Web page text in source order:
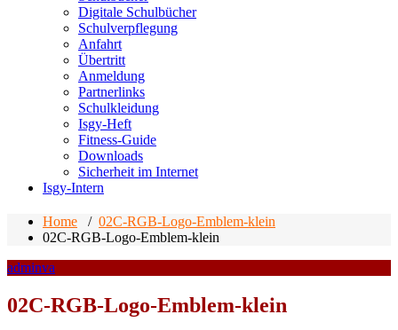
Digitale Schulbücher
Schulverpflegung
Anfahrt
Übertritt
Anmeldung
Partnerlinks
Schulkleidung
Isgy-Heft
Fitness-Guide
Downloads
Sicherheit im Internet
Isgy-Intern
Home / 02C-RGB-Logo-Emblem-klein
02C-RGB-Logo-Emblem-klein
adminva
02C-RGB-Logo-Emblem-klein